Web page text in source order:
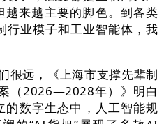
越来越主要的脚色。到各类
行业模子和工业智能体，我
远，《上海市支撑先辈制
（2026—2028年）》明白
的数字生态中，人工智能规